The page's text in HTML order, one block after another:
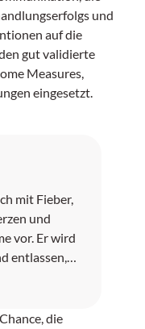
und
auf die
gut validierte
Measures,
eingesetzt.
mit Fieber,
und
vor. Er wird
entlassen,
und
die